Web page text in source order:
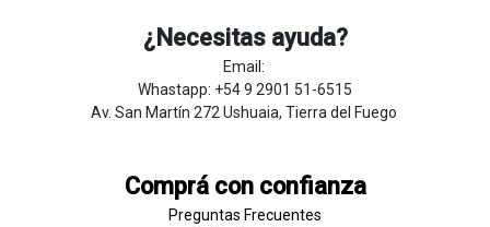
¿Necesitas ayuda?
Email:
Whastapp: +54 9 2901 51-6515
Av. San Martín 272 Ushuaia, Tierra del Fuego
Comprá con confianza
Preguntas Frecuentes